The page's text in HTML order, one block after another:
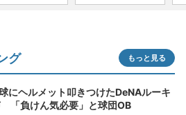
グ もっと見る
にヘルメット叩きつけたDeNAルーキ
「負けん気必要」と球団OB